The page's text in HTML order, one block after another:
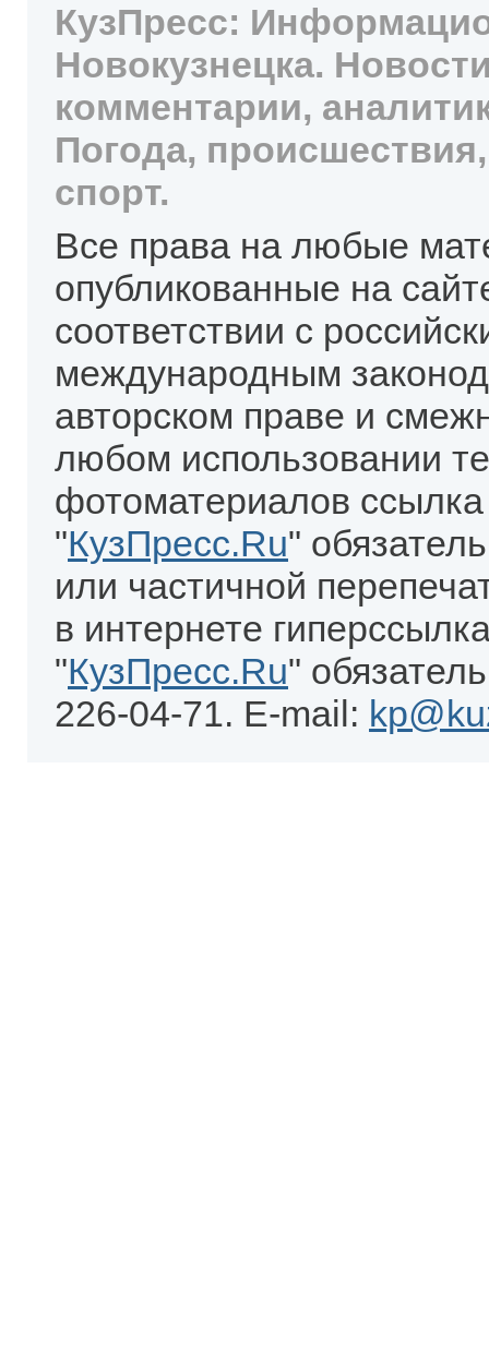
КузПресс:
Новокузнецка.
комментарии,
Погода,
спорт.
Все права на любые
опубликованные на
соответствии с
международным
авторском праве и
любом использовании
фотоматериалов
"КузПресс.Ru"
или частичной
в интернете
"КузПресс.Ru"
226-04-71. E-mail: